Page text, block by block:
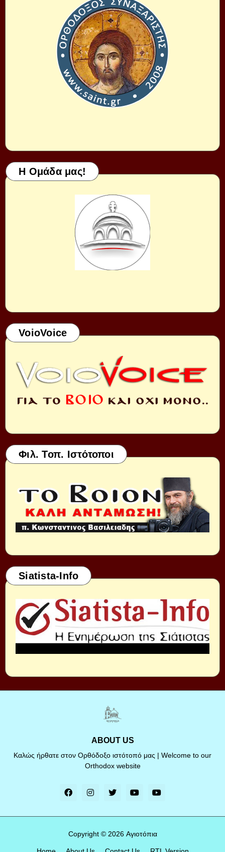
Η Ομάδα μας!
VoioVoice
Φιλ. Τοπ. Ιστότοποι
Siatista-Info
ABOUT US
Καλώς ήρθατε στον Ορθόδοξο ιστότοπό μας | Welcome to our
Orthodox website
Copyright © 2026 Αγιοτόπια